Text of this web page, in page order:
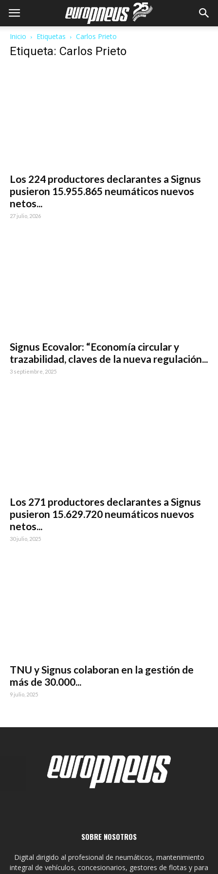
Inicio Etiquetas Carlos Prieto
Etiqueta: Carlos Prieto
Los 224 productores declarantes a Signus
pusieron 15.955.865 neumáticos nuevos
netos...
27 julio, 2026
Signus Ecovalor: “Economía circular y
trazabilidad, claves de la nueva regulación...
3 septiembre, 2025
Los 271 productores declarantes a Signus
pusieron 15.629.720 neumáticos nuevos
netos...
30 julio, 2025
TNU y Signus colaboran en la gestión de
más de 30.000...
9 julio, 2025
SOBRE NOSOTROS
Digital dirigido al profesional de neumáticos, mantenimiento
integral de vehículos, concesionarios, gestores de flotas y para